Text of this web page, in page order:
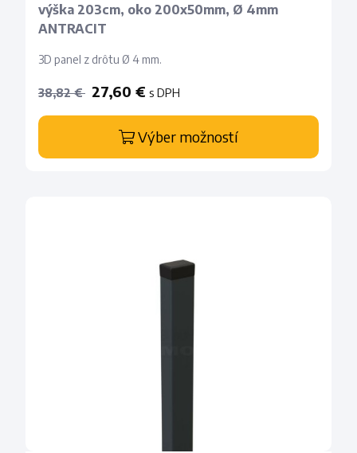
výška 203cm, oko 200x50mm, Ø 4mm
ANTRACIT
3D panel z drôtu Ø 4 mm.
38,82 € 27,60 € s DPH
Výber možností